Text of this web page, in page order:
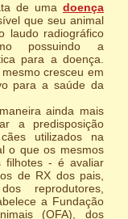
de umadoença
que seu animal
laudo radiográfico
possuindo a
para a doença.
cresceu em
para a saúde da
ainda mais
a predisposição
utilizados na
o que os mesmos
filhotes - é avaliar
de RX dos pais,
reprodutores,
a Fundação
(OFA), dos